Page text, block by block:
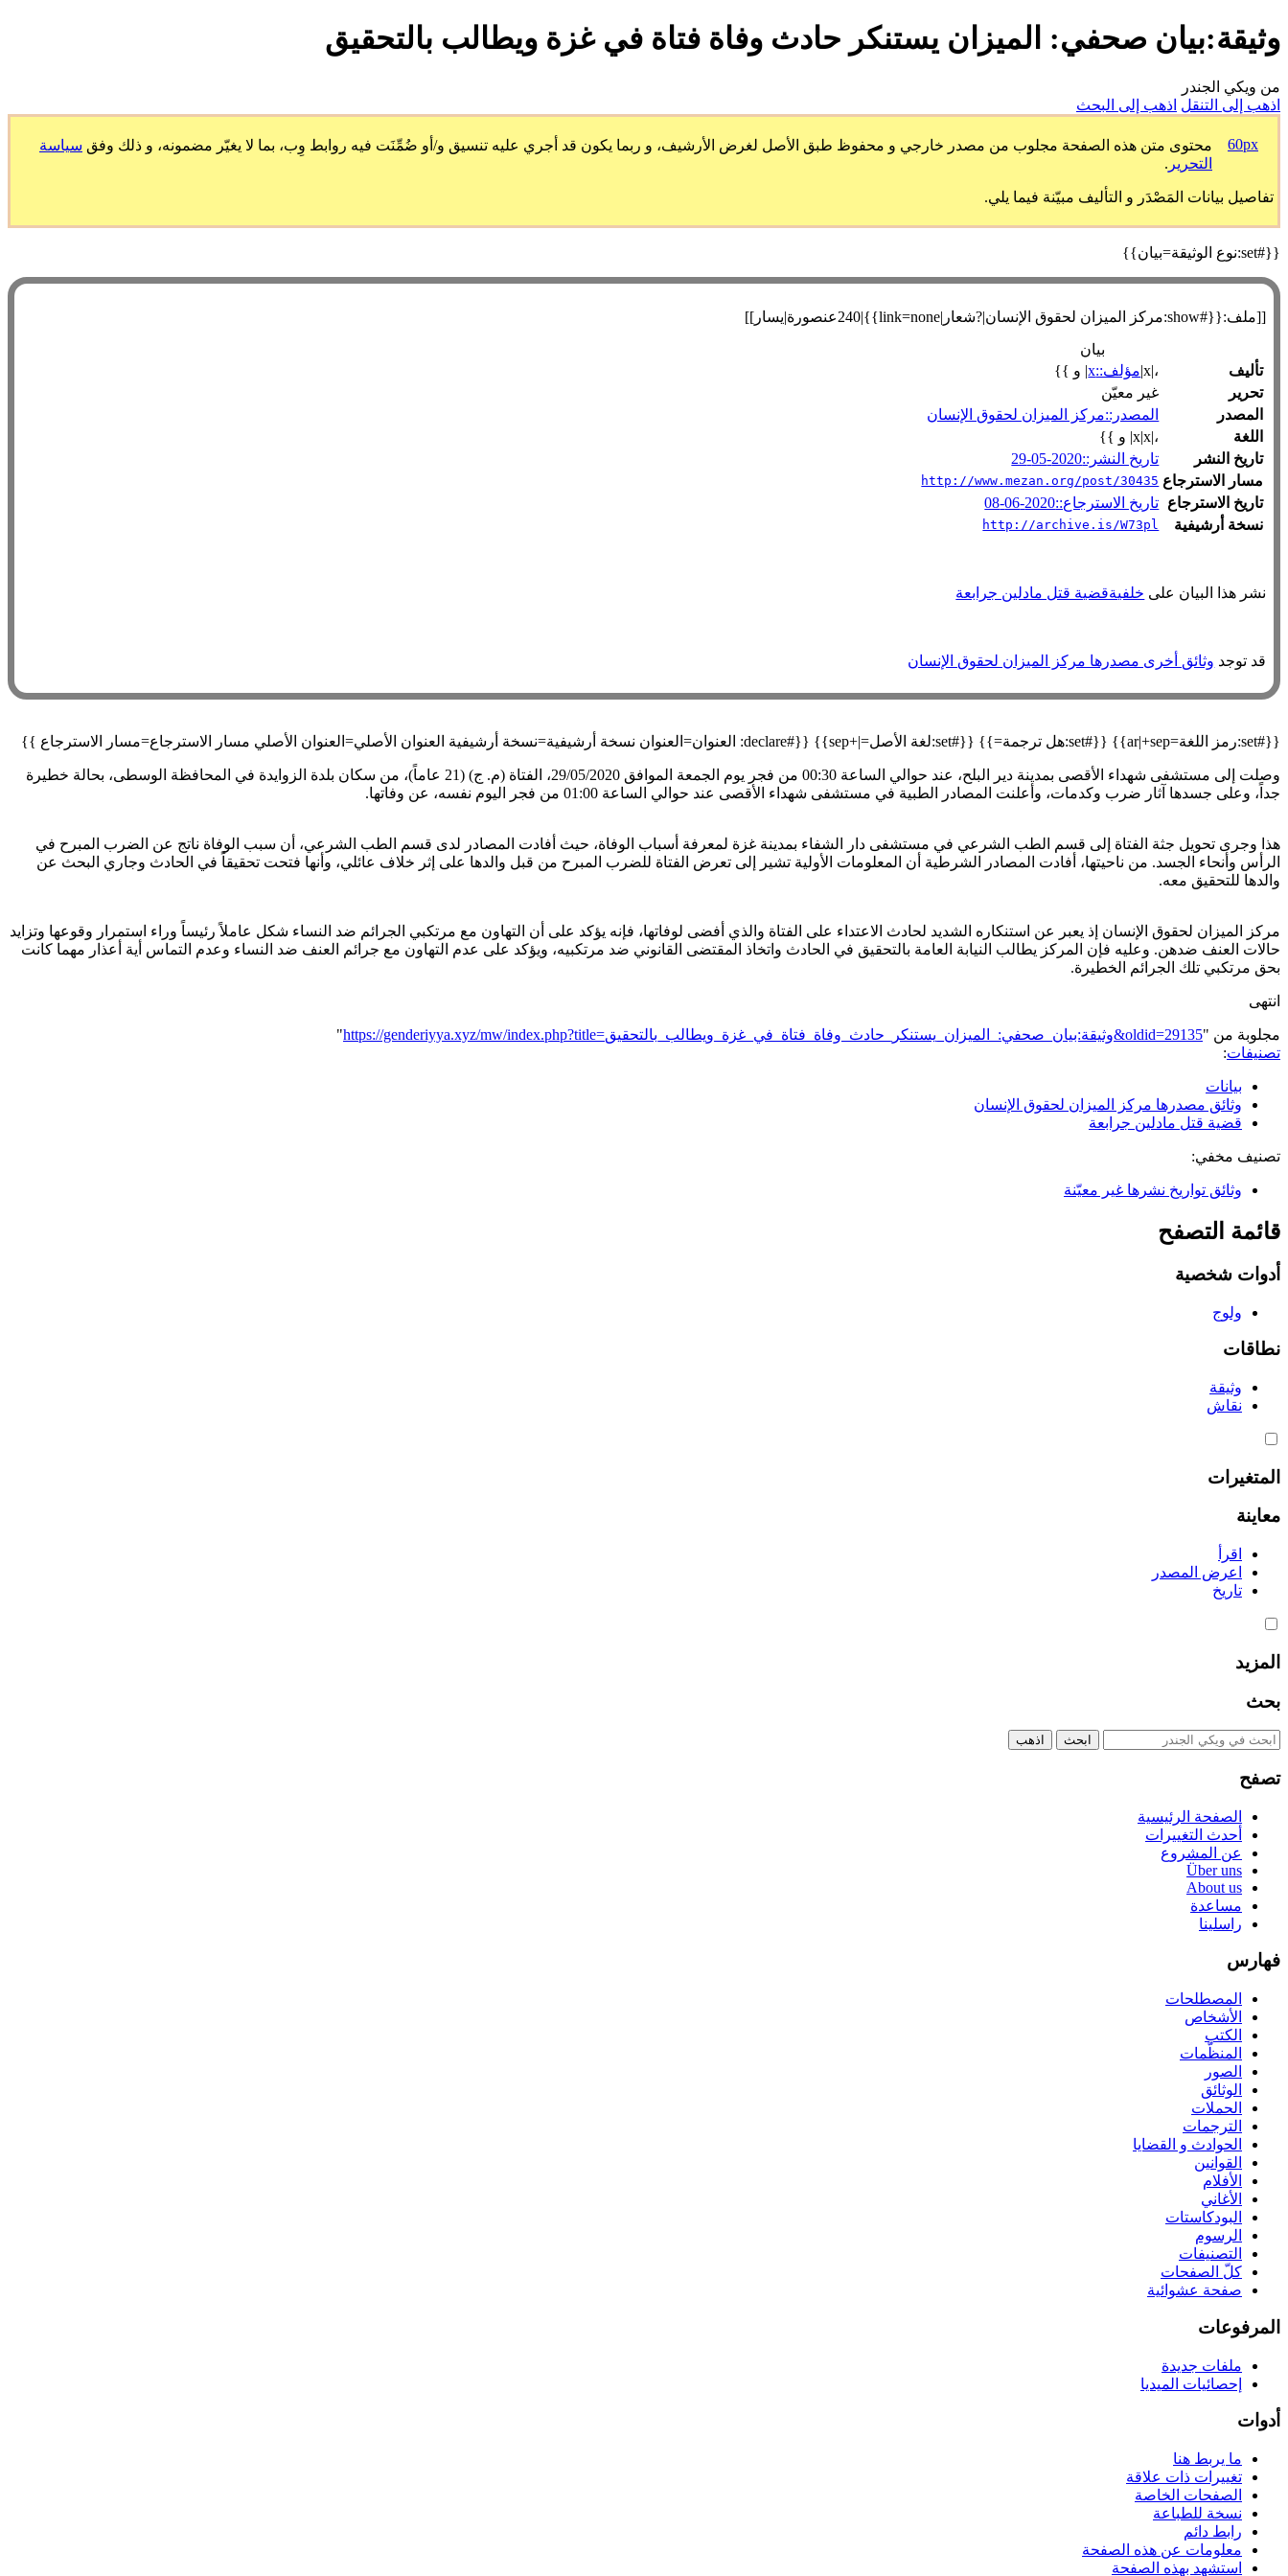
وثيقة:بيان صحفي: الميزان يستنكر حادث وفاة فتاة في غزة ويطالب بالتحقيق
من ويكي الجندر
اذهب إلى التنقل اذهب إلى البحث
60px محتوى متن هذه الصفحة مجلوب من مصدر خارجي و محفوظ طبق الأصل لغرض الأرشيف، و ربما يكون قد أجري عليه تنسيق و/أو ضُمِّنَت فيه روابط وِب، بما لا يغيّر مضمونه، و ذلك وفق سياسة
التحرير .
تفاصيل بيانات المَصْدَر و التأليف مبيّنة فيما يلي.
{{#set:نوع الوثيقة=بيان}}
[[ملف:{{#show:مركز الميزان لحقوق الإنسان|?شعار|link=none}}|240عنصورة|يسار]]
بيان
تأليف
،|x| مؤلف::x | و }}
تحرير
غير معيّن
المصدر
المصدر::مركز الميزان لحقوق الإنسان
اللغة
،|x|x| و }}
تاريخ النشر
تاريخ النشر::2020-05-29
مسار الاسترجاع http://www.mezan.org/post/30435
تاريخ الاسترجاع تاريخ الاسترجاع::2020-06-08
نسخة أرشيفية
http://archive.is/W73pl
نشر هذا البيان على خلفيةقضية قتل مادلين جرابعة
قد توجد وثائق أخرى مصدرها مركز الميزان لحقوق الإنسان
{{#set:رمز اللغة=ar|+sep}} {{#set:هل ترجمة=}} {{#set:لغة الأصل=|+sep}} {{#declare: العنوان=العنوان نسخة أرشيفية=نسخة أرشيفية العنوان الأصلي=العنوان الأصلي مسار الاسترجاع=مسار الاسترجاع }}
وصلت إلى مستشفى شهداء الأقصى بمدينة دير البلح، عند حوالي الساعة 00:30 من فجر يوم الجمعة الموافق 29/05/2020، الفتاة (م. ج) (21 عاماً)، من سكان بلدة الزوايدة في المحافظة الوسطى، بحالة خطيرة
جداً، وعلى جسدها آثار ضرب وكدمات، وأعلنت المصادر الطبية في مستشفى شهداء الأقصى عند حوالي الساعة 01:00 من فجر اليوم نفسه، عن وفاتها.
هذا وجرى تحويل جثة الفتاة إلى قسم الطب الشرعي في مستشفى دار الشفاء بمدينة غزة لمعرفة أسباب الوفاة، حيث أفادت المصادر لدى قسم الطب الشرعي، أن سبب الوفاة ناتج عن الضرب المبرح في
الرأس وأنحاء الجسد. من ناحيتها، أفادت المصادر الشرطية أن المعلومات الأولية تشير إلى تعرض الفتاة للضرب المبرح من قبل والدها على إثر خلاف عائلي، وأنها فتحت تحقيقاً في الحادث وجاري البحث عن
والدها للتحقيق معه.
مركز الميزان لحقوق الإنسان إذ يعبر عن استنكاره الشديد لحادث الاعتداء على الفتاة والذي أفضى لوفاتها، فإنه يؤكد على أن التهاون مع مرتكبي الجرائم ضد النساء شكل عاملاً رئيساً وراء استمرار وقوعها وتزايد
حالات العنف ضدهن. وعليه فإن المركز يطالب النيابة العامة بالتحقيق في الحادث واتخاذ المقتضى القانوني ضد مرتكبيه، ويؤكد على عدم التهاون مع جرائم العنف ضد النساء وعدم التماس أية أعذار مهما كانت
بحق مرتكبي تلك الجرائم الخطيرة.
انتهى
مجلوبة من "https://genderiyya.xyz/mw/index.php?title=وثيقة:بيان_صحفي:_الميزان_يستنكر_حادث_وفاة_فتاة_في_غزة_ويطالب_بالتحقيق&oldid=29135
"
تصنيفات:
بيانات
وثائق مصدرها مركز الميزان لحقوق الإنسان
قضية قتل مادلين جرابعة
تصنيف مخفي:
وثائق تواريخ نشرها غير معيّنة
قائمة التصفح
أدوات شخصية
ولوج
نطاقات
وثيقة
نقاش
المتغيرات
معاينة
اقرأ
اعرض المصدر
تاريخ
المزيد
بحث
تصفح
الصفحة الرئيسية
أحدث التغييرات
عن المشروع
Über uns
About us
مساعدة
راسلينا
فهارس
المصطلحات
الأشخاص
الكتب
المنظّمات
الصور
الوثائق
الحملات
الترجمات
الحوادث و القضايا
القوانين
الأفلام
الأغاني
البودكاستات
الرسوم
التصنيفات
كلّ الصفحات
صفحة عشوائية
المرفوعات
ملفات جديدة
إحصائيات الميديا
أدوات
ما يربط هنا
تغييرات ذات علاقة
الصفحات الخاصة
نسخة للطباعة
رابط دائم
معلومات عن هذه الصفحة
استشهد بهذه الصفحة